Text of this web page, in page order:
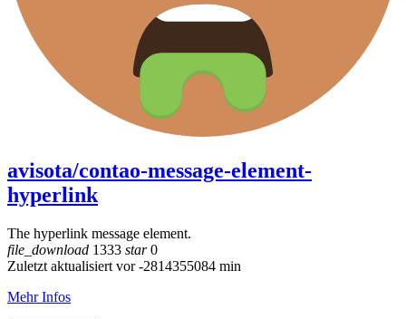
avisota/contao-message-element-
hyperlink
The hyperlink message element.
file_download 1333 star0
Zuletzt aktualisiert vor -2814355084 min
Mehr Infos